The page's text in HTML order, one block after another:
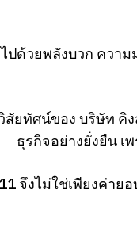
ปด้วยพลังบวก ควา
ยทัศน์ของ บริษัท คิ
ธุรกิจอย่างยั่งยืน เ
จึงไม่ใช่เพียงค่